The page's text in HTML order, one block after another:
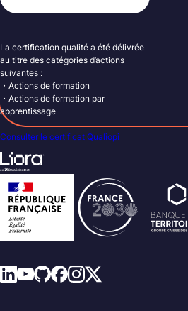
La certification qualité a été délivrée
au titre des catégories d’actions
suivantes :
・Actions de formation
・Actions de formation par
apprentissage
Consulter le certificat Qualiopi